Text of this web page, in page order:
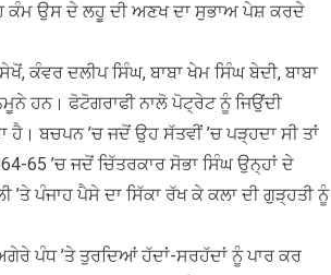
ਕੰਮ ਉਸ ਦੇ ਲਹੂ ਦੀ ਅਣਖ ਦਾ ਸੁਭਾਅ ਪੇਸ਼ ਕਰਦੇ
ਕੰਵਰ ਦਲੀਪ ਸਿੰਘ, ਬਾਬਾ ਖੇਮ ਸਿੰਘ ਬੇਦੀ, ਬਾਬਾ
ਹਨ। ਫੋਟੋਗਰਾਫੀ ਨਾਲੋ ਪੋਟ੍ਰੇਟ ਨੂੰ ਜਿਉਂਦੀ
ਬਚਪਨ ’ਚ ਜਦੋਂ ਉਹ ਸੱਤਵੀਂ ’ਚ ਪੜ੍ਹਦਾ ਸੀ ਤਾਂ
65 ’ਚ ਜਦੋਂ ਚਿੱਤਰਕਾਰ ਸੋਭਾ ਸਿੰਘ ਉਨ੍ਹਾਂ ਦੇ
ਪੰਜਾਹ ਪੈਸੇ ਦਾ ਸਿੱਕਾ ਰੱਖ ਕੇ ਕਲਾ ਦੀ ਗੁੜ੍ਹਤੀ ਨੂੰ
ਪੰਧ ’ਤੇ ਤੁਰਦਿਆਂ ਹੱਦਾਂ-ਸਰਹੱਦਾਂ ਨੂੰ ਪਾਰ ਕਰ